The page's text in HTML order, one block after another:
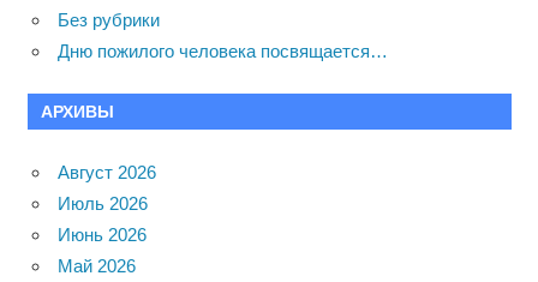
Без рубрики
Дню пожилого человека посвящается…
АРХИВЫ
Август 2026
Июль 2026
Июнь 2026
Май 2026